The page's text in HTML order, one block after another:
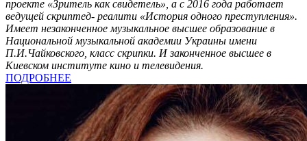
проекте «Зритель как свидетель», а с 2016 года работает
ведущей скриптед- реалити «История одного преступления».
Имеет незаконченное музыкальное высшее образование в
Национальной музыкальной академии Украины имени
П.И.Чайковского, класс скрипки. И законченное высшее в
Киевском институте кино и телевидения.
ПОДРОБНЕЕ